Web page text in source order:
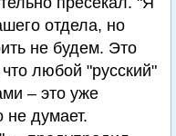
отдела, но
не будем. Это
любой "русский"
– это уже
не думает.